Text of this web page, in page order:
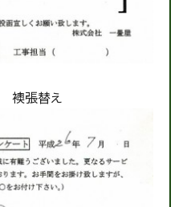
襖張替え